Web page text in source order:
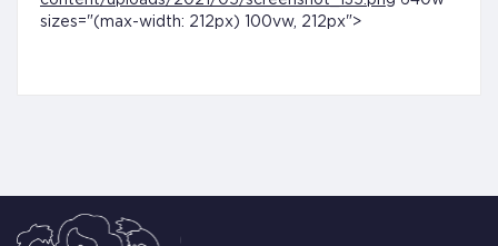
sizes="(max-width: 212px) 100vw, 212px">